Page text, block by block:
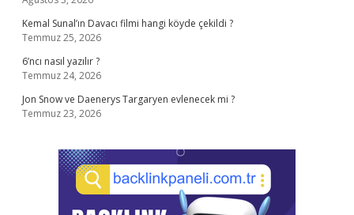
Kemal Sunal’ın Davacı filmi hangi köyde çekildi ?
Temmuz 25, 2026
6’ncı nasıl yazılır ?
Temmuz 24, 2026
Jon Snow ve Daenerys Targaryen evlenecek mi ?
Temmuz 23, 2026